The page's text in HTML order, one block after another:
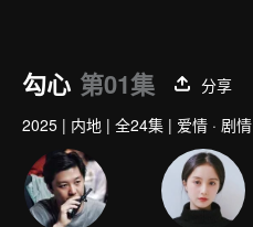
勾心 第01集
分享
2025 | 内地 | 全24集 | 爱情 · 剧情